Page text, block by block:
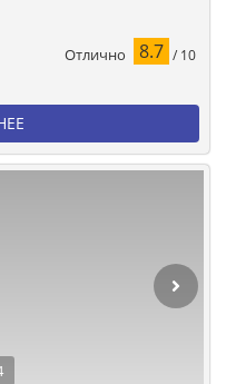
Отлично 8.7 / 10